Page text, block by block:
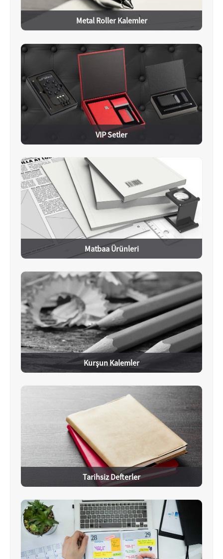
Metal Roller Kalemler
VIP Setler
Matbaa Ürünleri
Kurşun Kalemler
Tarihsiz Defterler